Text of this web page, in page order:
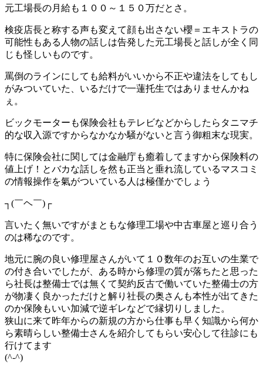
元工場長の月給も１００～１５０万だとさ。
検疫店長と称する声も変えて顔も出さない櫻＝エキストラの
可能性もある人物の話しは告発した元工場長と話しが全く同
じも怪しいものです。
罵倒のラインにしても給料がいいから不正や違法をしてもし
がみついていた、いるだけで一蓮托生ではありませんかね
ぇ。
ビックモーターも保険会社もテレビなどからしたらタニマチ
的な収入源ですからなかなか騒がないと言う御粗末な現実。
特に保険会社に関しては金融庁も癒着してますから保険料の
値上げ！とバカな話しを然も正当と垂れ流しているマスコミ
の情報操作を氣がついている人は極僅かでしょう
┐(￣ヘ￣)┌
言いたく無いですがまともな修理工場や中古車屋と巡り合う
のは稀なのです。
地元に腕の良い修理屋さんがいて１０数年のお互いの生業で
の付き合いでしたが、ある時から修理の質が落ちたと思った
ら社長は整備士では無くて契約反古で働いていた整備士の方
が物凄く良かっただけと解り社長の奥さんも本性が出てきた
のか保険もいい加減で逆ギレなどで縁切りしました。
狭山に来て昨年からの新規の方から仕事も早く知識から何か
ら素晴らしい整備士さんを紹介してもらい安心して往診にも
行けてます
(^-^)